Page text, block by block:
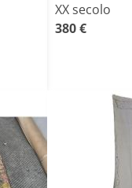
XX secolo
380 €